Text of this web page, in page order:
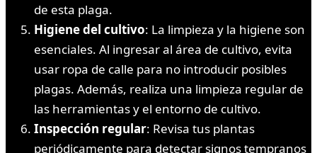
de esta plaga.
Higiene del cultivo: La limpieza y la higiene son
esenciales. Al ingresar al área de cultivo, evita
usar ropa de calle para no introducir posibles
plagas. Además, realiza una limpieza regular de
las herramientas y el entorno de cultivo.
Inspección regular: Revisa tus plantas
periódicamente para detectar signos tempranos